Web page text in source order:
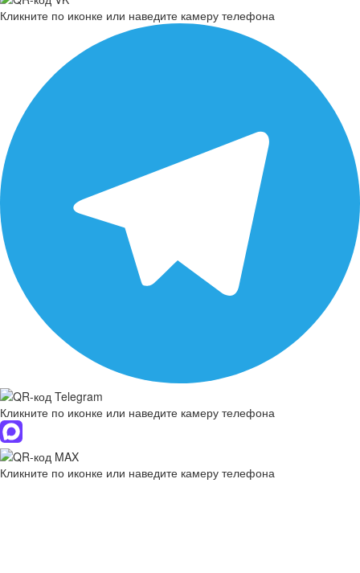
Кликните по иконке или наведите камеру телефона
Кликните по иконке или наведите камеру телефона
Кликните по иконке или наведите камеру телефона